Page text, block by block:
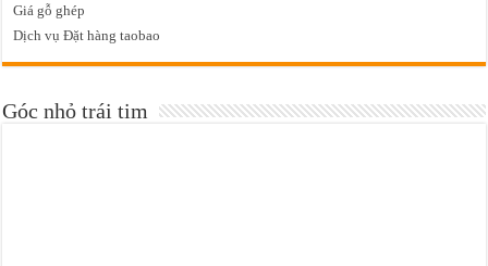
Giá gỗ ghép
Dịch vụ Đặt hàng taobao
Góc nhỏ trái tim